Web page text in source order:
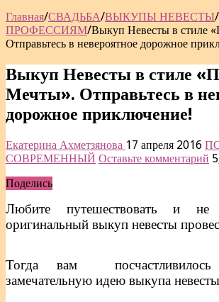
Главная/СВАДЬБА/ВЫКУПЫ НЕВЕСТЫ/
ПРОФЕССИЯМ/Выкуп Невесты в стиле
Отправьтесь в невероятное дорожное
Выкуп Невесты в стиле
Мечты». Отправьтесь в
дорожное приключение!
Екатерина Ахметзянова 17 апреля 2016
СОВРЕМЕННЫЙ Оставьте комментарий
Поделись
Любите путешествовать и не
оригинальный выкуп невесты
Тогда вам
замечательную идею выкупа